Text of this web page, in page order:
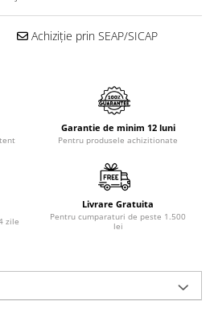
Achiziție prin SEAP/SICAP
Garantie de minim 12 luni
Pentru produsele achizitionate
zile
Livrare Gratuita
Pentru cumparaturi de peste 1.500
lei